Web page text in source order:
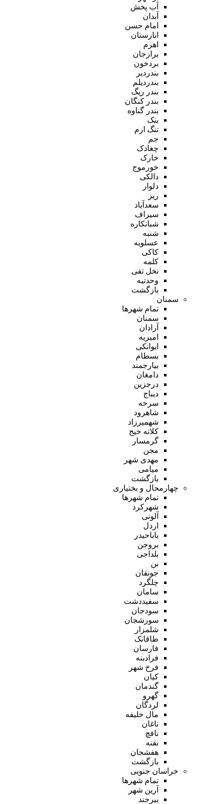
آب پخش
آبدان
امام حسن
انارستان
اهرم
برازجان
بردخون
بندردیر
بندردیلم
بندر ریگ
بندر کنگان
بندر گناوه
بنک
تنگ ارم
جم
چغادک
خارک
خورموج
دالکی
دلوار
ریز
سعدآباد
سیراف
شبانکاره
شنبه
عسلویه
کاکی
کلمه
نخل تقی
وحدتیه
بازگشت
سمنان
تمام شهر‌ها
سمنان
آرادان
امیریه
ایوانکی
بسطام
بیارجمند
دامغان
درجزین
دیباج
سرخه
شاهرود
شهمیرزاد
کلاته خیج
گرمسار
مجن
مهدی شهر
میامی
بازگشت
چهارمحال و بختیاری
تمام شهر‌ها
شهرکرد
آلونی
اردل
باباحیدر
بروجن
بلداجی
بن
جونقان
چلگرد
سامان
سفیددشت
سودجان
سورشجان
شلمزار
طاقانک
فارسان
فرادبنه
فرخ شهر
کیان
گندمان
گهرو
لردگان
مال خلیفه
ناغان
نافچ
نقنه
هفشجان
بازگشت
خراسان جنوبی
تمام شهر‌ها
آرین شهر
بیرجند